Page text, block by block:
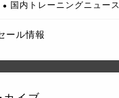
国内トレーニングニュース
ール情報